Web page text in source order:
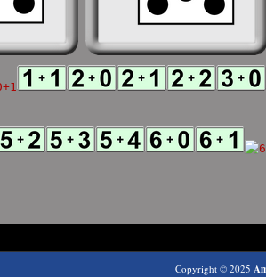
Copyright © 2025